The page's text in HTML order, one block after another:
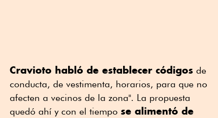
Cravioto habló de establecer códigos de
conducta, de vestimenta, horarios, para que no
afecten a vecinos de la zona". La propuesta
quedó ahí y con el tiempo se alimentó de